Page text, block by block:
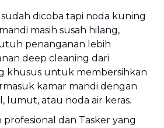
dicoba tapi noda kuning
masih susah hilang,
penanganan lebih
deep cleaning dari
khusus untuk membersihkan
kamar mandi dengan
lumut, atau noda air keras.
dan Tasker yang